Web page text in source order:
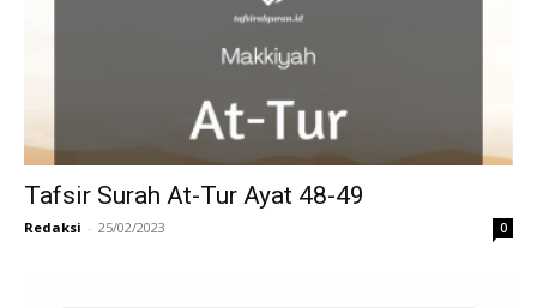
Tafsir Surah At-Tur Ayat 48-49
Redaksi - 25/02/2023 0